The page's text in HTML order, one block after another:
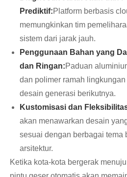
Prediktif:Platform berbasis
memungkinkan tim
sistem dari jarak jauh.
Penggunaan Bahan yang
dan Ringan:Paduan
dan polimer ramah
desain generasi berikutnya.
Kustomisasi dan
akan menawarkan desain
sesuai dengan berbagai tema
arsitektur.
Ketika kota-kota bergerak